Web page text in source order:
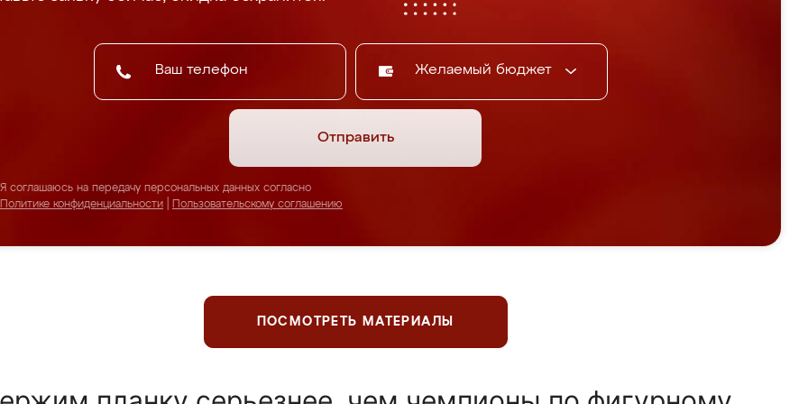
Желаемый бюджет
Отправить
Я соглашаюсь на передачу персональных данных согласно
Политике конфиденциальности
Пользовательскому соглашению
ПОСМОТРЕТЬ МАТЕРИАЛЫ